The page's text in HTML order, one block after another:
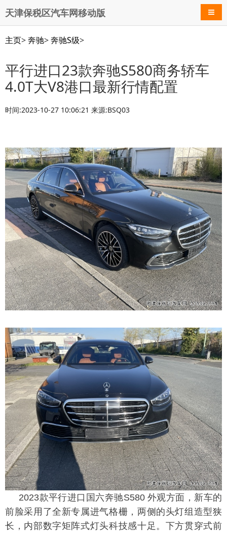
天津保税区汽车网移动版 导航
主页>奔驰>奔驰S级>
平行进口23款奔驰S580商务轿车
4.0T大V8港口最新行情配置
时间:2023-10-27 10:06:21 来源:BSQ03
2023款平行进口国六奔驰S580 外观方面，新车的
前脸采用了全新专属进气格栅，两侧的头灯组造型狭
长，内部数字矩阵式灯头科技感十足。下方贯穿式前